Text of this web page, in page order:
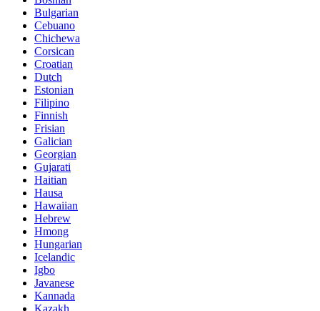
Bulgarian
Cebuano
Chichewa
Corsican
Croatian
Dutch
Estonian
Filipino
Finnish
Frisian
Galician
Georgian
Gujarati
Haitian
Hausa
Hawaiian
Hebrew
Hmong
Hungarian
Icelandic
Igbo
Javanese
Kannada
Kazakh